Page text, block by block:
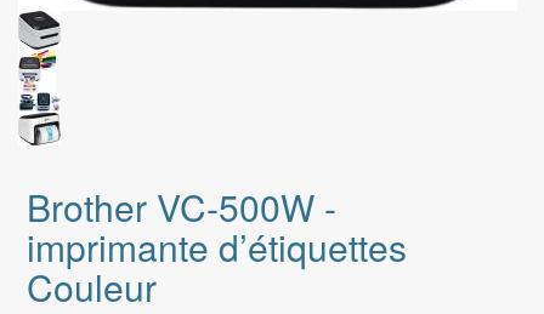
Brother VC-500W -
imprimante d’étiquettes
Couleur